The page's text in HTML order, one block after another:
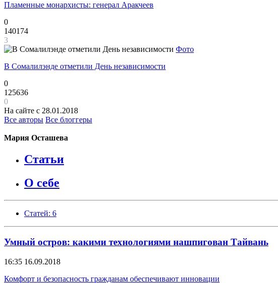
Пламенные монархисты: генерал Аракчеев
0
140174
3
Фото
В Сомалилэнде отметили День независимости
0
125636
0
На сайте с 28.01.2018
Все авторы Все блоггеры
Мария Осташева
Статьи
О себе
Статей: 6
Умный остров: какими технологиями нашпигован Тайвань
16:35 16.09.2018
Комфорт и безопасность гражданам обеспечивают инновации